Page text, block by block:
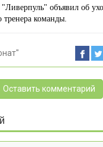
объявил об
тренера команды.
Оставить комментарий